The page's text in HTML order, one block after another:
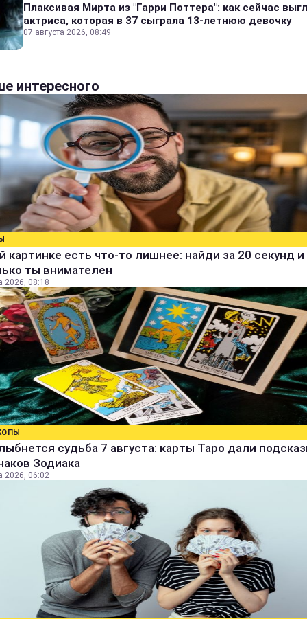
Плаксивая Мирта из "Гарри Поттера": как сейчас
актриса, которая в 37 сыграла 13-летнюю девочку
07 августа 2026, 08:49
интересного
картинке есть что-то лишнее: найди за 20 секунд и
ты внимателен
2026, 08:18
судьба 7 августа: карты Таро дали
Зодиака
2026, 06:02